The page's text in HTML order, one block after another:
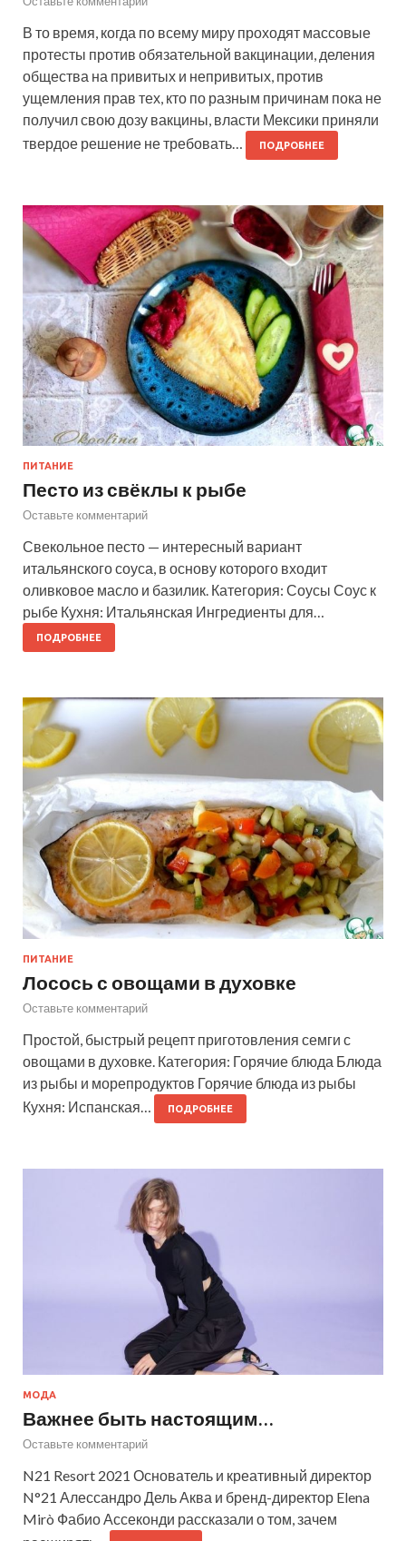
В то время, когда по всему миру проходят массовые
протесты против обязательной вакцинации, деления
общества на привитых и непривитых, против
ущемления прав тех, кто по разным причинам пока не
получил свою дозу вакцины, власти Мексики приняли
твердое решение не требовать…
ПОДРОБНЕЕ
ПИТАНИЕ
Песто из свёклы к рыбе
Оставьте комментарий
Свекольное песто — интересный вариант
итальянского соуса, в основу которого входит
оливковое масло и базилик. Категория: Соусы Соус к
рыбе Кухня: Итальянская Ингредиенты для…
ПОДРОБНЕЕ
ПИТАНИЕ
Лосось с овощами в духовке
Оставьте комментарий
Простой, быстрый рецепт приготовления семги с
овощами в духовке. Категория: Горячие блюда Блюда
из рыбы и морепродуктов Горячие блюда из рыбы
Кухня: Испанская…
ПОДРОБНЕЕ
МОДА
Важнее быть настоящим…
Оставьте комментарий
N21 Resort 2021 Основатель и креативный директор
N°21 Алессандро Дель Аква и бренд-директор Elena
Mirò Фабио Ассеконди рассказали о том, зачем